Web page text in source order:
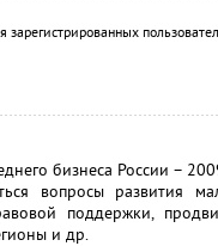
бизнеса России –
вопросы развития
поддержки,
и др.